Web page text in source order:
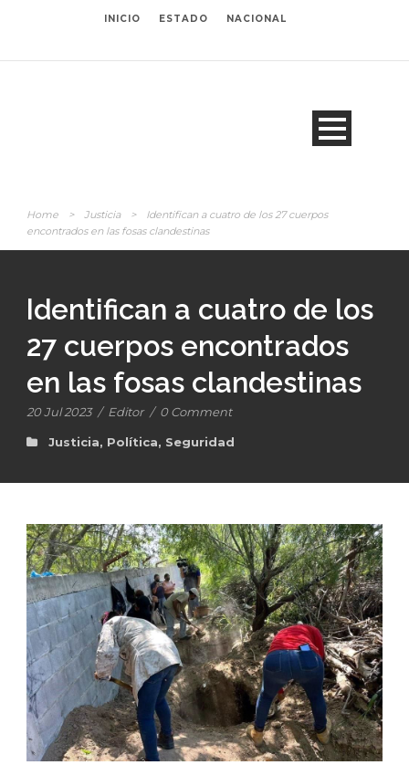
INICIO ESTADO NACIONAL
Home > Justicia >
Identifican a cuatro de los 27 cuerpos
encontrados en las fosas clandestinas
Identifican a cuatro de los
27 cuerpos encontrados
en las fosas clandestinas
20 Jul 2023 / Editor / 0 Comment
Justicia, Política, Seguridad